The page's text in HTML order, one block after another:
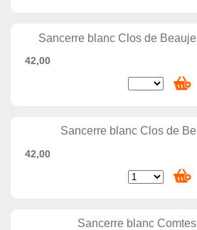
Sancerre blanc Clos de
42,00
Sancerre blanc Clos de
42,00
Sancerre blanc